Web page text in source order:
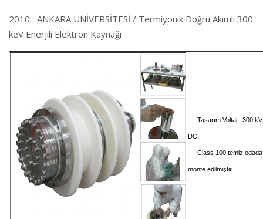
2010 ANKARA ÜNİVERSİTESİ / Termiyonik Doğru Akımlı 300
keV Enerjili Elektron Kaynağı
- Tasarım Voltajı: 300 kV
DC
- Class 100 temiz odada
monte edilmiştir.